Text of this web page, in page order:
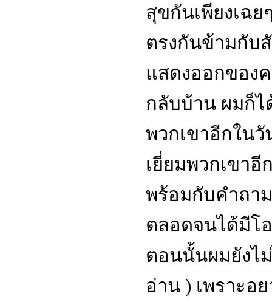
สุขกันเพียงเฉ
ตรงกันข้ามกับ
แสดงออกของ
กลับบ้าน ผมก็ไ
พวกเขาอีกใน
เยี่ยมพวกเขา
พร้อมกับคำถา
ตลอดจนได้มีโ
ตอนนั้นผมยังไ
อ่าน ) เพราะอ